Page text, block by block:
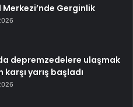
Merkezi’nde Gerginlik
depremzedelere ulaşmak
yarış başladı